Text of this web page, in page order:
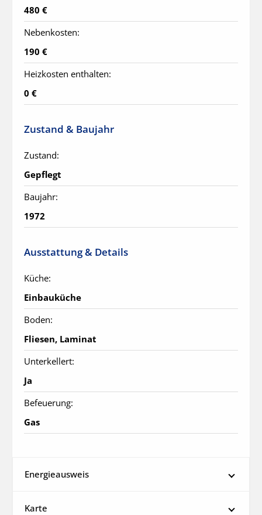
480 €
Nebenkosten:
190 €
Heizkosten enthalten:
0 €
Zustand & Baujahr
Zustand:
Gepflegt
Baujahr:
1972
Ausstattung & Details
Küche:
Einbauküche
Boden:
Fliesen, Laminat
Unterkellert:
Ja
Befeuerung:
Gas
Energieausweis
Karte